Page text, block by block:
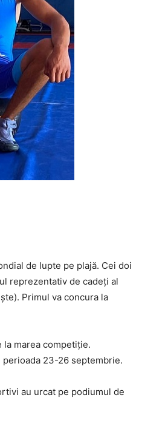
de lupte pe plajă. Cei doi
reprezentativ de cadeți al
Primul va concura la
marea competiție.
perioada 23-26 septembrie.
au urcat pe podiumul de